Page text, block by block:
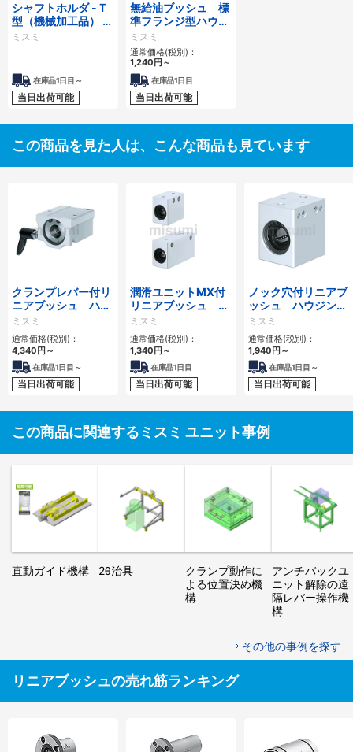
シャフトホルダ -Ｔ
型（機械加工品） ス
リットタイプ-
ミスミ
在庫品1日目～
当日出荷可能
無給油ブッシュ 標
準フランジ型ハウジ
ングユニット スタ
ンダードタイプ
ミスミ
通常価格(税別)：
1,240 円 ～
在庫品1日目
当日出荷可能
この商品を見た人は、こんな商品も見ています
クランプレバー付リ
ニアブッシュ ハウ
ジングユニット ワ
イドブロック
ミスミ
通常価格(税別)：
4,340 円 ～
在庫品1日目～
当日出荷可能
潤滑ユニットMX付
リニアブッシュ ハ
ウジングユニット
トールブロック
ミスミ
通常価格(税別)：
1,340 円 ～
在庫品1日目
当日出荷可能
ノック穴付リニアブ
ッシュ ハウジング
ユニット トールブ
ロック
ミスミ
通常価格(税別)：
1,940 円 ～
在庫品1日目～
当日出荷可能
この商品に関連するミスミ ユニット事例
直動ガイド機構 2θ治具
クランプ動作に
よる位置決め機
構
アンチバックユ
ニット解除の遠
隔レバー操作機
構
その他の事例を探す
リニアブッシュの売れ筋ランキング